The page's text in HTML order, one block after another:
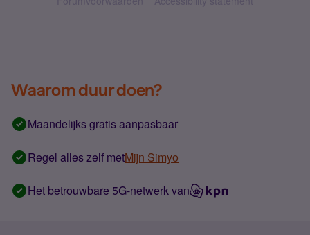
Waarom duur doen?
Maandelijks gratis aanpasbaar
Regel alles zelf metMijn Simyo
Het betrouwbare 5G-netwerk van